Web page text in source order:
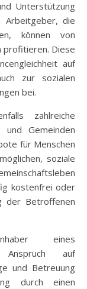
Unterstützung
Arbeitgeber, die
können von
profitieren. Diese
auf
zur sozialen
bei.
zahlreiche
und Gemeinden
für Menschen
soziale
kostenfrei oder
der Betroffenen
eines
Anspruch auf
und Betreuung
durch einen